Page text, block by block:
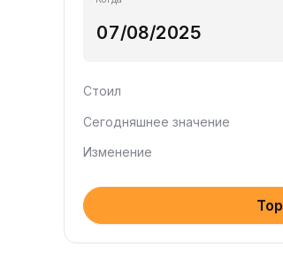
Стоил
Сегодняшнее значение
Изменение